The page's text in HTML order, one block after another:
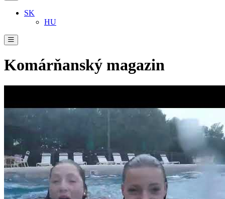
SK
HU
Komárňanský magazin